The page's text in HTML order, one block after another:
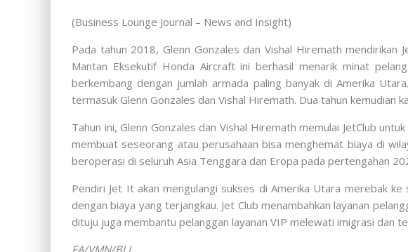
(Business Lounge Journal – News and Insight)
Pada tahun 2018, Glenn Gonzales dan Vishal Hiremath mendirikan
Mantan Eksekutif Honda Aircraft ini berhasil menarik minat
berkembang dengan jumlah armada paling banyak di Amerika
termasuk Glenn Gonzales dan Vishal Hiremath. Dua tahun kemudian
Tahun ini, Glenn Gonzales dan Vishal Hiremath memulai JetClub
membuat seseorang atau perusahaan bisa menghemat biaya di
beroperasi di seluruh Asia Tenggara dan Eropa pada pertengahan
Pendiri Jet It akan mengulangi sukses di Amerika Utara merebak
dengan biaya yang terjangkau. Jet Club menambahkan layanan
dituju juga membantu pelanggan layanan VIP melewati imigrasi dan
FA/VMN/BLJ